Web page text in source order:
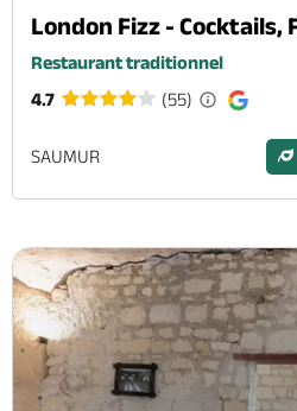
London Fizz - Cocktails,
Restaurant traditionnel
4.7
(55)
SAUMUR